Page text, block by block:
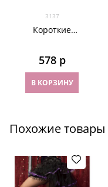
3137
Короткие
плейбойчиками. 6
цветов
578 р
В КОРЗИНУ
Похожие товары